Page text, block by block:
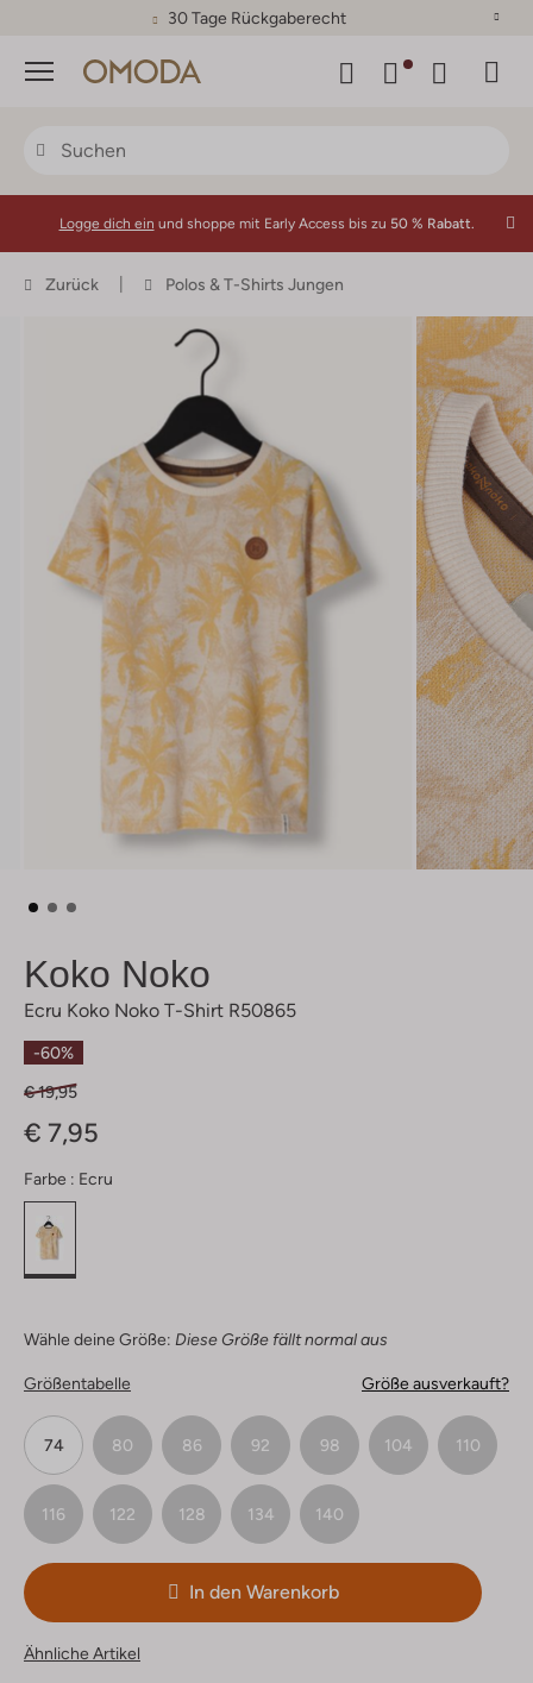
30 Tage Rückgaberecht
Menü
Logge dich ein und shoppe mit Early Access bis zu 50 % Rabatt.
Zurück Polos & T-Shirts Jungen
Koko Noko
Ecru Koko Noko T-Shirt R50865
-60%
€ 19,95
€ 7,95
Farbe : Ecru
Wähle deine Größe: Diese Größe fällt normal aus
Größentabelle Größe ausverkauft?
74 80 86 92 98 104 110
116 122 128 134 140
In den Warenkorb
Ähnliche Artikel